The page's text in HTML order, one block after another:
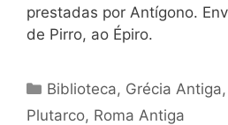
prestadas por Antígono.
de Pirro, ao Épiro.
Categorias
Biblioteca, Grécia Antiga,
Plutarco, Roma Antiga